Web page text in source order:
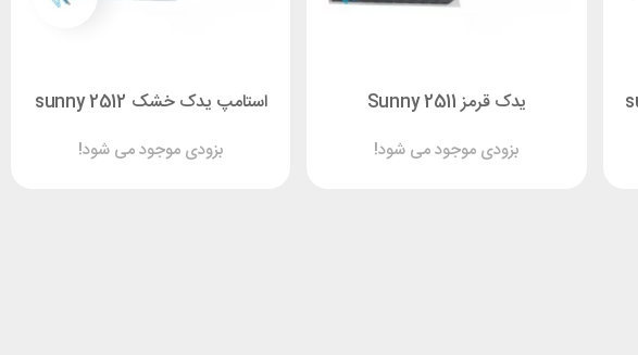
یدک قرمز Sunny 2511
بزودی موجود می شود!
استامپ یدک خشک sunny 2512
بزودی موجود می شود!